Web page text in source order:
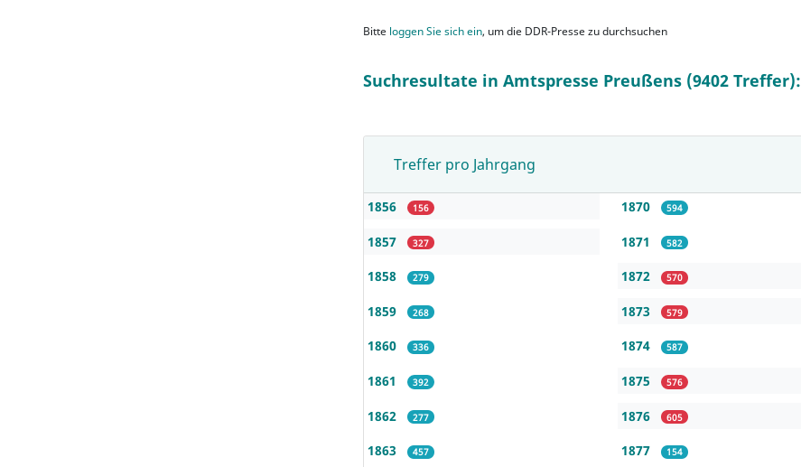
Bitte loggen Sie sich ein, um die DDR-Presse zu durchsuchen
Suchresultate in Amtspresse Preußens (9402 Treffer):
Treffer pro Jahrgang
1856 156
1857 327
1858 279
1859 268
1860 336
1861 392
1862 277
1863 457
1870 594
1871 582
1872 570
1873 579
1874 587
1875 576
1876 605
1877 154